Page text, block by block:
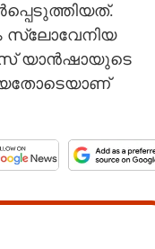
സ്ലോവേനിയ
യാൻഷായുടെ